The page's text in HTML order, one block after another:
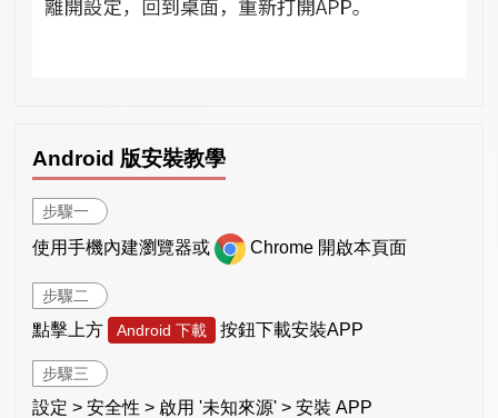
Android 版安裝教學
步驟一
使用手機內建瀏覽器或 Chrome 開啟本頁面
步驟二
點擊上方 Android 下載 按鈕下載安裝APP
步驟三
設定 > 安全性 > 啟用 '未知來源' > 安裝 APP